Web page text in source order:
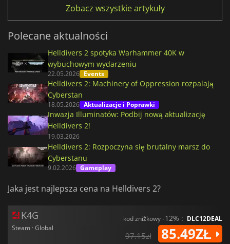
Zobacz wszystkie artykuły
Polecane aktualności
Helldivers 2 spotyka Warhammer 40K w
wybuchowym wydarzeniu
22.05.2026 Events
Helldivers 2: Machinery of Oppression rozpalają
Cyberstan
18.05.2026 Aktualizacje i Poprawki
Inwazja Illuminatów: Podbij nową aktualizację
Helldivers 2!
19.03.2026
Helldivers 2: Rozpoczyna się brutalny marsz do
Cyberstanu
9.02.2026 Gameplay
Jaka jest najlepsza cena na Helldivers 2?
K4G
Steam · Global
kod zniżkowy-12% : DLC12DEAL
97.15zł 85.49ZŁ